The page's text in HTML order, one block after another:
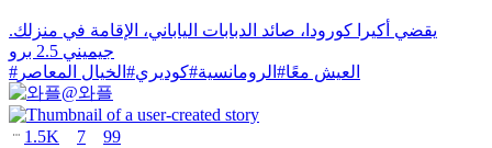
يقضي أكيرا كورودا، صائد الدبابات الياباني، الإقامة في منزلك.
جيميني 2.5 برو
#
العيش معًا# الرومانسية#كوديري# الخيال المعاصر
@와플
1.5K 7 99